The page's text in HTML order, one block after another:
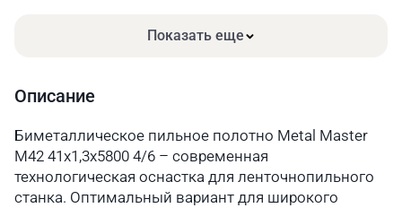
Параметры упакованного товара
Вес, кг
0,2
Показать еще
Описание
Биметаллическое пильное полотно Metal Master
M42 41х1,3х5800 4/6 – современная
технологическая оснастка для ленточнопильного
станка. Оптимальный вариант для широкого